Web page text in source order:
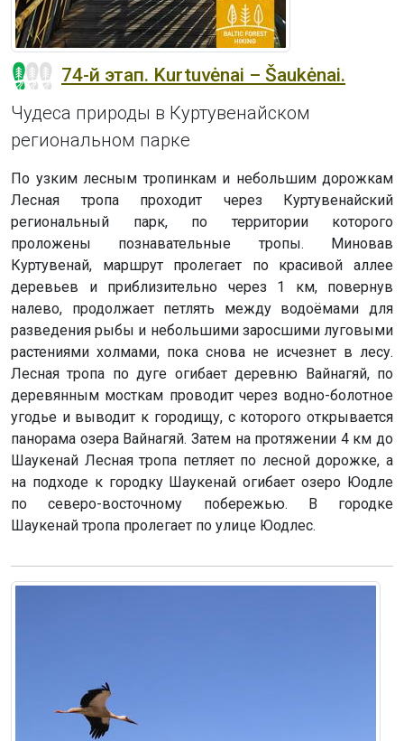
74-й этап. Kurtuvėnai – Šaukėnai.
Чудеса природы в Куртувенайском
региональном парке
По узким лесным тропинкам и небольшим дорожкам
Лесная тропа проходит через Куртувенайский
региональный парк, по территории которого
проложены познавательные тропы. Миновав
Куртувенай, маршрут пролегает по красивой аллее
деревьев и приблизительно через 1 км, повернув
налево, продолжает петлять между водоёмами для
разведения рыбы и небольшими заросшими луговыми
растениями холмами, пока снова не исчезнет в лесу.
Лесная тропа по дуге огибает деревню Вайнагяй, по
деревянным мосткам проводит через водно-болотное
угодье и выводит к городищу, с которого открывается
панорама озера Вайнагяй. Затем на протяжении 4 км до
Шаукенай Лесная тропа петляет по лесной дорожке, а
на подходе к городку Шаукенай огибает озеро Юодле
по северо-восточному побережью. В городке
Шаукенай тропа пролегает по улице Юодлес.